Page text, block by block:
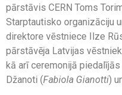
pārstāvis CERN Toms
Starptautisko organizāciju
direktore vēstniece Ilze
pārstāvēja Latvijas
kā arī ceremonijā
Džanoti (Fabiola Gianotti)